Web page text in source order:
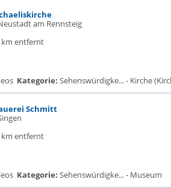
am Rennsteig
km entfernt
Kategorie: Sehenswürdigke... - Kirche
Schmitt
km entfernt
Kategorie: Sehenswürdigke... - Museum